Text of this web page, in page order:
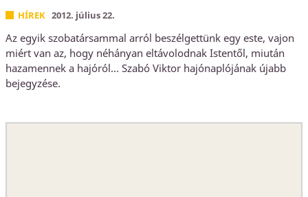
HÍREK 2012. július 22.
Az egyik szobatársammal arról beszélgettünk egy este, vajon
miért van az, hogy néhányan eltávolodnak Istentől, miután
hazamennek a hajóról... Szabó Viktor hajónaplójának újabb
bejegyzése.